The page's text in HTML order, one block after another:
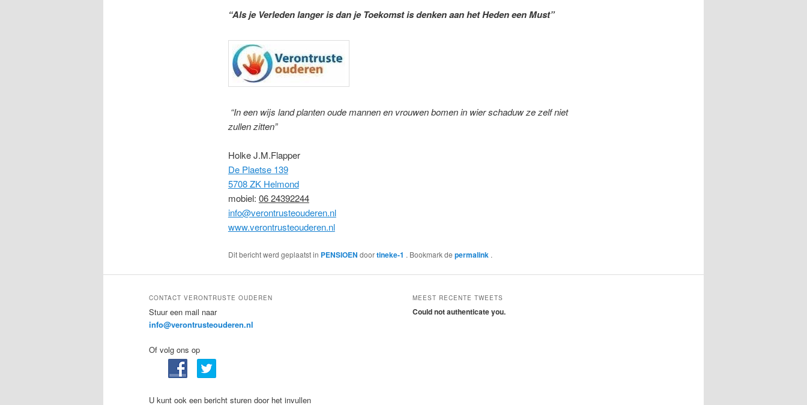
“Als je Verleden langer is dan je Toekomst is denken aan het Heden een Must”
“In een wijs land planten oude mannen en vrouwen bomen in wier schaduw ze zelf niet
zullen zitten”
Holke J.M.Flapper
De Plaetse 139
5708 ZK Helmond
mobiel: 06 24392244
info@verontrusteouderen.nl
www.verontrusteouderen.nl
Dit bericht werd geplaatst in PENSIOEN doortineke-1 . Bookmark de permalink .
CONTACT VERONTRUSTE OUDEREN
Stuur een mail naar
info@verontrusteouderen.nl
Of volg ons op
U kunt ook een bericht sturen door het invullen
MEEST RECENTE TWEETS
Could not authenticate you.